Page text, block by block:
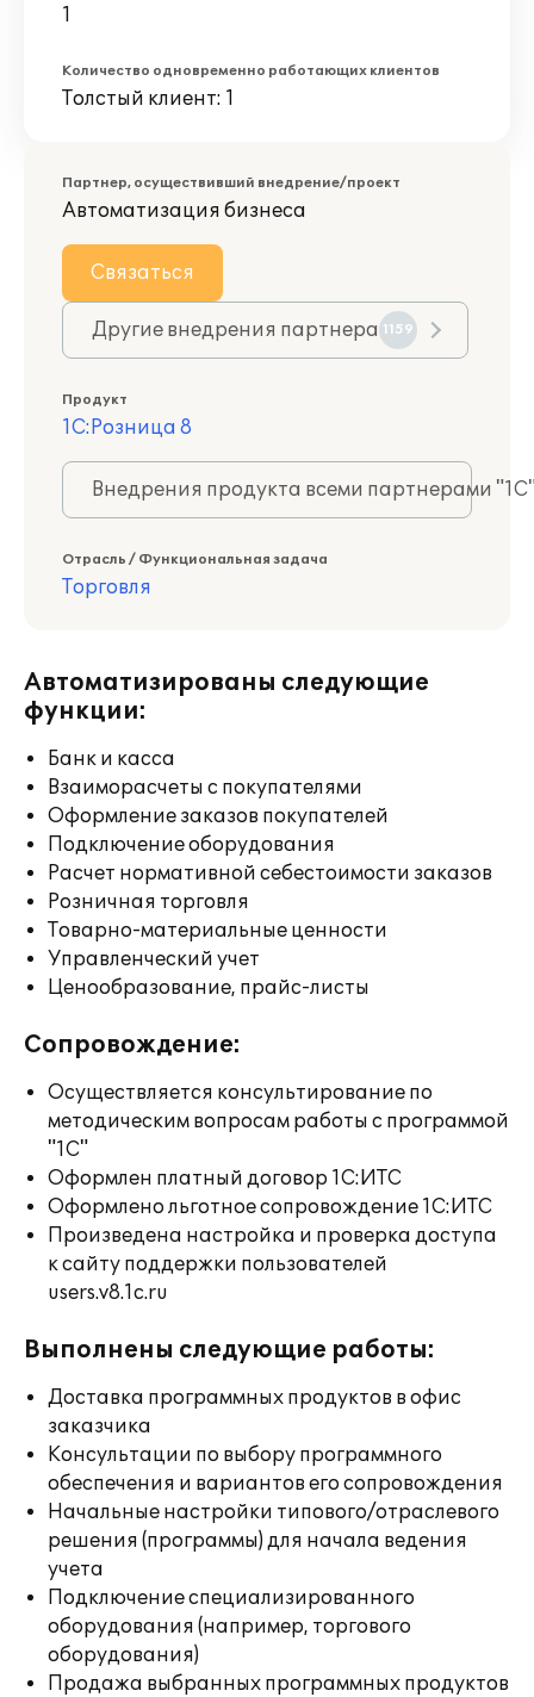
1
Количество одновременно работающих клиентов
Толстый клиент: 1
Партнер, осуществивший внедрение/проект
Автоматизация бизнеса
Связаться
Другие внедрения партнера 1159
Продукт
1С:Розница 8
Внедрения продукта всеми партнерами
Отрасль / Функциональная задача
Торговля
Автоматизированы следующие
функции:
Банк и касса
Взаиморасчеты с покупателями
Оформление заказов покупателей
Подключение оборудования
Расчет нормативной себестоимости заказов
Розничная торговля
Товарно-материальные ценности
Управленческий учет
Ценообразование, прайс-листы
Сопровождение:
Осуществляется консультирование по
методическим вопросам работы с программой
"1С"
Оформлен платный договор 1С:ИТС
Оформлено льготное сопровождение 1С:ИТС
Произведена настройка и проверка доступа
к сайту поддержки пользователей
users.v8.1c.ru
Выполнены следующие работы:
Доставка программных продуктов в офис
заказчика
Консультации по выбору программного
обеспечения и вариантов его сопровождения
Начальные настройки типового/отраслевого
решения (программы) для начала ведения
учета
Подключение специализированного
оборудования (например, торгового
оборудования)
Продажа выбранных программных продуктов